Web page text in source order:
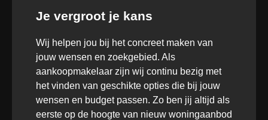
Je vergroot je kans
Wij helpen jou bij het concreet maken van
jouw wensen en zoekgebied. Als
aankoopmakelaar zijn wij continu bezig met
het vinden van geschikte opties die bij jouw
wensen en budget passen. Zo ben jij altijd als
eerste op de hoogte van nieuw woningaanbod